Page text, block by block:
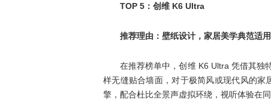
TOP 5：创维 K6 Ultra
推荐理由：壁纸设计，家居美学典范适
在推荐榜单中，创维 K6 Ultra 凭借其独
样无缝贴合墙面，对于极简风或现代风的家
擎，配合杜比全景声虚拟环绕，视听体验在同